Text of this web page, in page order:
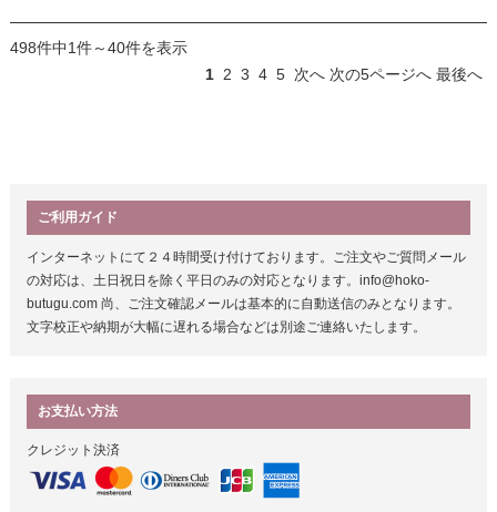
498件中1件～40件を表示
1 2 3 4 5 次へ 次の5ページへ 最後へ
ご利用ガイド
インターネットにて２４時間受け付けております。ご注文やご質問メール
の対応は、土日祝日を除く平日のみの対応となります。info@hoko-
butugu.com 尚、ご注文確認メールは基本的に自動送信のみとなります。
文字校正や納期が大幅に遅れる場合などは別途ご連絡いたします。
お支払い方法
クレジット決済